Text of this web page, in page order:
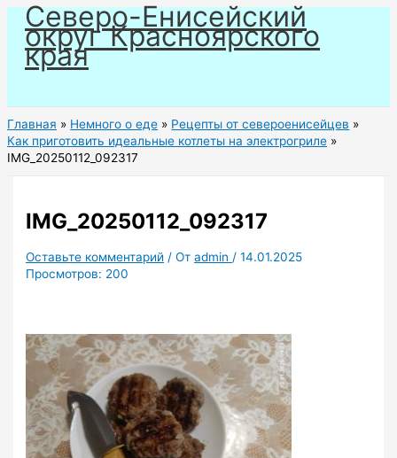
Перейти
содержимому
Северо-Енисейский
округ Красноярского
края
Главная Немного о еде
Рецепты от североенисейцев
Как приготовить идеальные котлеты на электрогриле
IMG_20250112_092317
IMG_20250112_092317
Оставьте комментарий / Отadmin /14.01.2025
Просмотров: 200